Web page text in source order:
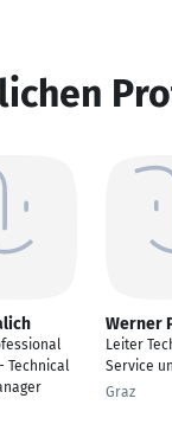
Technical
Werner
Leiter
Service
Graz